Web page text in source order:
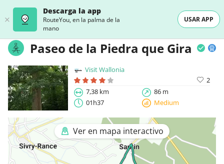
Descarga la app
RouteYou, en la palma de la
mano
USAR APP
Paseo de la Piedra que Gira
Visit Wallonia
2
7,38 km
86 m
01h37
Medium
Ver en mapa interactivo